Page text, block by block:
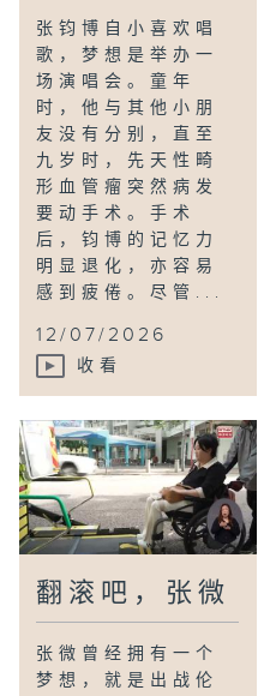
张钧博自小喜欢唱
歌，梦想是举办一
场演唱会。童年
时，他与其他小朋
友没有分别，直至
九岁时，先天性畸
形血管瘤突然病发
要动手术。手术
后，钧博的记忆力
明显退化，亦容易
感到疲倦。尽管...
12/07/2026
收看
翻滚吧，张微
张微曾经拥有一个
梦想，就是出战伦